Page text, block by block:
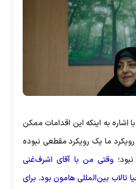
به اینکه این اقدامات ممکن
ما یک رویکرد مقطعی نبوده
وقتی من با آقای اشرف‌غنی
تالاب بین‌المللی هامون بود. برای